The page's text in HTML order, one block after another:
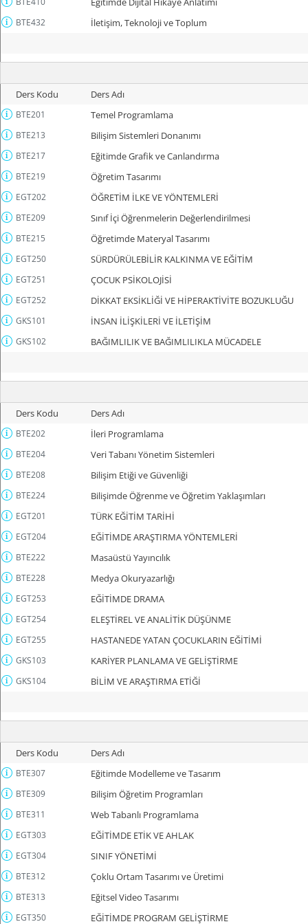
BTE432 İletişim, Teknoloji ve Toplum
Ders Kodu Ders Adı
BTE201 Temel Programlama
BTE213 Bilişim Sistemleri Donanımı
BTE217 Eğitimde Grafik ve Canlandırma
BTE219 Öğretim Tasarımı
EGT202 ÖĞRETİM İLKE VE YÖNTEMLERİ
BTE209 Sınıf İçi Öğrenmelerin Değerlendirilmesi
BTE215 Öğretimde Materyal Tasarımı
EGT250 SÜRDÜRÜLEBİLİR KALKINMA VE EĞİTİM
EGT251 ÇOCUK PSİKOLOJİSİ
EGT252 DİKKAT EKSİKLİĞİ VE HİPERAKTİVİTE BOZUKLUĞU
GKS101 İNSAN İLİŞKİLERİ VE İLETİŞİM
GKS102 BAĞIMLILIK VE BAĞIMLILIKLA MÜCADELE
Ders Kodu Ders Adı
BTE202 İleri Programlama
BTE204 Veri Tabanı Yönetim Sistemleri
BTE208 Bilişim Etiği ve Güvenliği
BTE224 Bilişimde Öğrenme ve Öğretim Yaklaşımları
EGT201 TÜRK EĞİTİM TARİHİ
EGT204 EĞİTİMDE ARAŞTIRMA YÖNTEMLERİ
BTE222 Masaüstü Yayıncılık
BTE228 Medya Okuryazarlığı
EGT253 EĞİTİMDE DRAMA
EGT254 ELEŞTİREL VE ANALİTİK DÜŞÜNME
EGT255 HASTANEDE YATAN ÇOCUKLARIN EĞİTİMİ
GKS103 KARİYER PLANLAMA VE GELİŞTİRME
GKS104 BİLİM VE ARAŞTIRMA ETİĞİ
Ders Kodu Ders Adı
BTE307 Eğitimde Modelleme ve Tasarım
BTE309 Bilişim Öğretim Programları
BTE311 Web Tabanlı Programlama
EGT303 EĞİTİMDE ETİK VE AHLAK
EGT304 SINIF YÖNETİMİ
BTE312 Çoklu Ortam Tasarımı ve Üretimi
BTE313 Eğitsel Video Tasarımı
EGT350 EĞİTİMDE PROGRAM GELİŞTİRME